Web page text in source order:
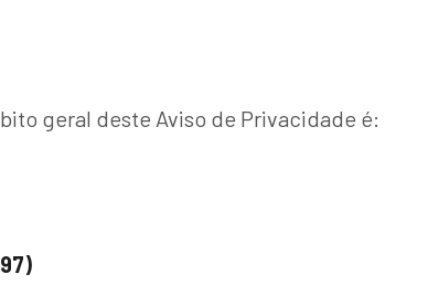
geral deste Aviso de Privacidade é: